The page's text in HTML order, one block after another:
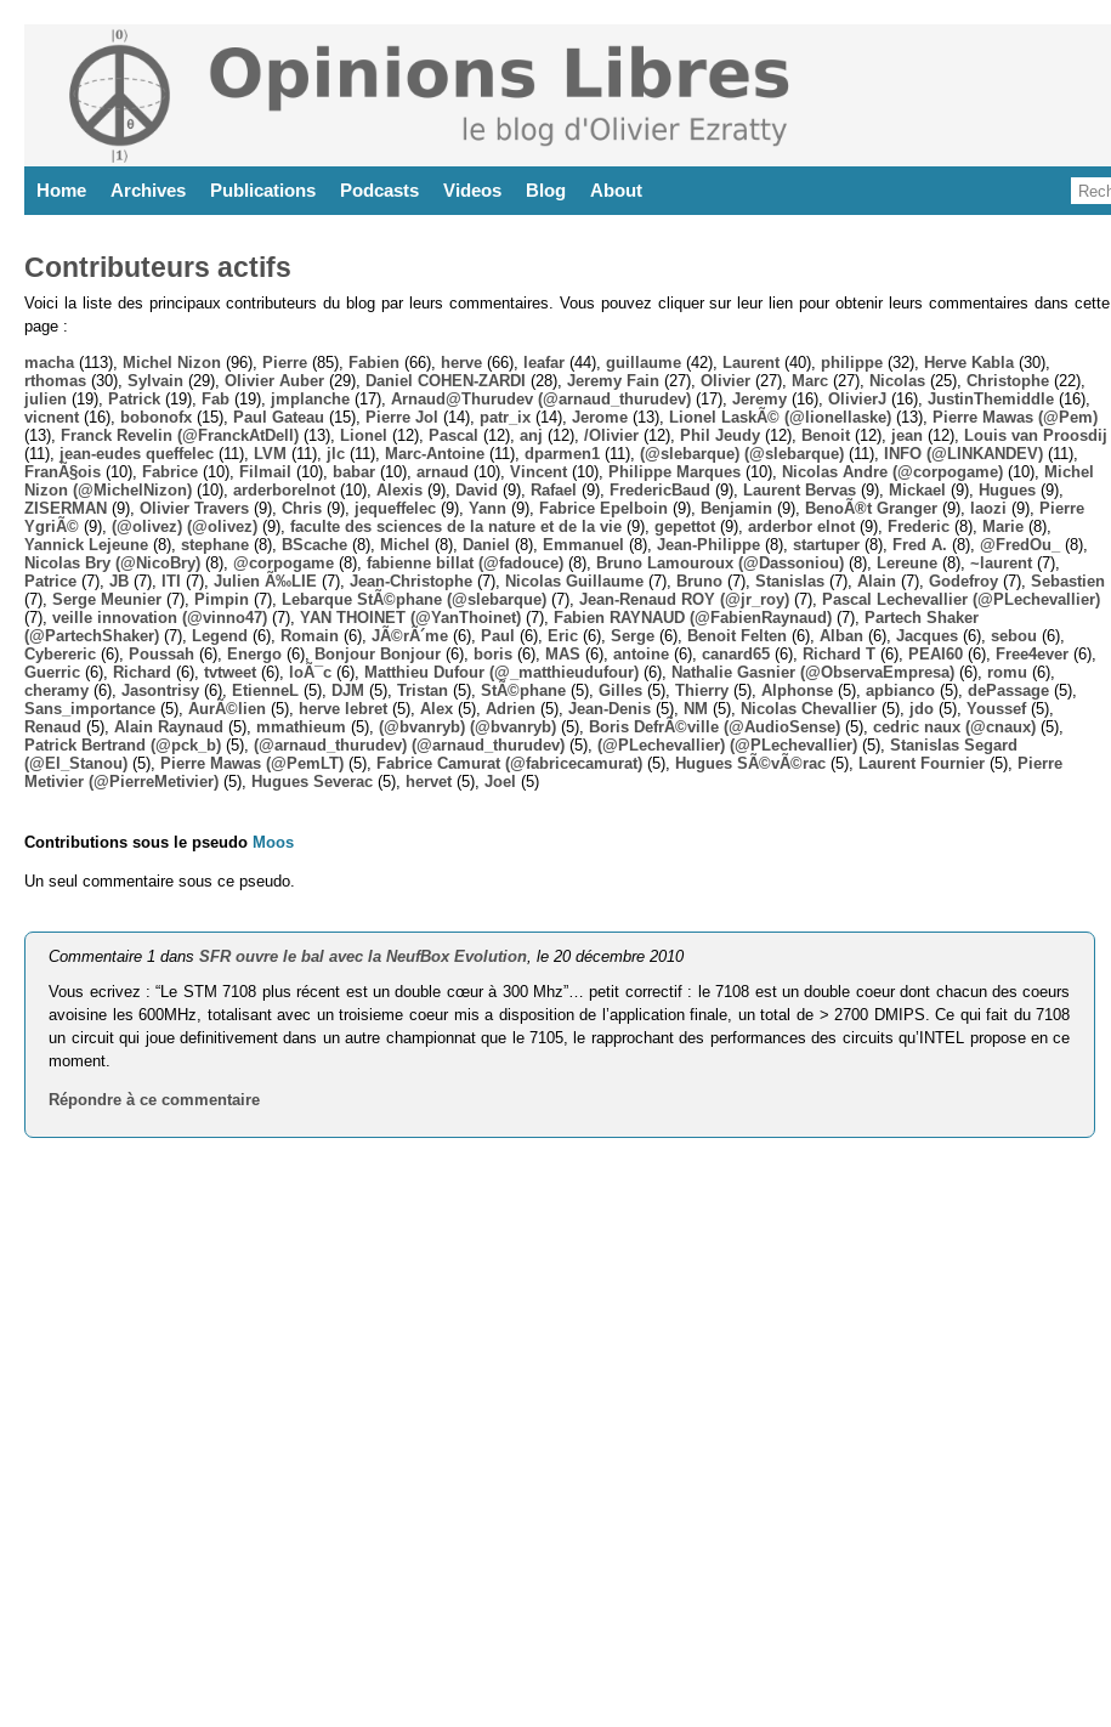
Home Archives Publications Podcasts Videos Blog About
Contributeurs actifs
Voici la liste des principaux contributeurs du blog par leurs commentaires. Vous pouvez cliquer sur leur lien pour obtenir leurs commentaires dans cette
page :
macha (113), Michel Nizon (96), Pierre (85), Fabien (66), herve (66), leafar (44), guillaume (42), Laurent (40), philippe (32), Herve Kabla (30),
rthomas (30), Sylvain (29), Olivier Auber (29), Daniel COHEN-ZARDI (28), Jeremy Fain (27), Olivier (27), Marc (27), Nicolas (25), Christophe (22),
julien (19), Patrick (19), Fab (19), jmplanche (17), Arnaud@Thurudev (@arnaud_thurudev) (17), Jeremy (16), OlivierJ (16), JustinThemiddle (16),
vicnent (16), bobonofx (15), Paul Gateau (15), Pierre Jol (14), patr_ix (14), Jerome (13), Lionel LaskÃ© (@lionellaske) (13),
Pierre Mawas (@Pem)
(13),
Franck Revelin (@FranckAtDell) (13), Lionel (12), Pascal (12), anj (12), /Olivier (12), Phil Jeudy (12), Benoit (12), jean (12),
Louis van Proosdij
(11), jean-eudes queffelec (11), LVM (11), jlc (11), Marc-Antoine (11), dparmen1 (11), (@slebarque) (@slebarque) (11), INFO (@LINKANDEV) (11),
FranÃ§ois (10), Fabrice (10), Filmail (10), babar (10), arnaud (10), Vincent (10), Philippe Marques (10), Nicolas Andre (@corpogame) (10),
Michel
Nizon (@MichelNizon) (10), arderborelnot (10), Alexis (9), David (9), Rafael (9), FredericBaud (9), Laurent Bervas (9), Mickael (9), Hugues (9),
ZISERMAN (9), Olivier Travers (9), Chris (9), jequeffelec (9), Yann (9), Fabrice Epelboin (9), Benjamin (9), BenoÃ®t Granger (9), laozi (9),
Pierre
YgriÃ© (9), (@olivez) (@olivez) (9), faculte des sciences de la nature et de la vie (9), gepettot (9), arderbor elnot (9), Frederic (8), Marie (8),
Yannick Lejeune (8), stephane (8), BScache (8), Michel (8), Daniel (8), Emmanuel (8), Jean-Philippe (8), startuper (8), Fred A. (8), @FredOu_
(8),
Nicolas Bry (@NicoBry) (8), @corpogame (8), fabienne billat (@fadouce) (8), Bruno Lamouroux (@Dassoniou) (8), Lereune (8), ~laurent (7),
Patrice (7), JB (7), ITI (7), Julien Ã‰LIE (7), Jean-Christophe (7), Nicolas Guillaume (7), Bruno (7), Stanislas (7), Alain (7), Godefroy (7), Sebastien
(7), Serge Meunier (7), Pimpin (7), Lebarque StÃ©phane (@slebarque) (7), Jean-Renaud ROY (@jr_roy) (7),
Pascal Lechevallier (@PLechevallier)
(7), veille innovation (@vinno47) (7), YAN THOINET (@YanThoinet) (7), Fabien RAYNAUD (@FabienRaynaud) (7),
Partech Shaker
(@PartechShaker) (7), Legend (6), Romain (6), JÃ©rÃ´me (6), Paul (6), Eric (6), Serge (6), Benoit Felten (6), Alban (6), Jacques (6), sebou (6),
Cybereric (6), Poussah (6), Energo (6), Bonjour Bonjour (6), boris (6), MAS (6), antoine (6), canard65 (6), Richard T (6), PEAI60 (6), Free4ever (6),
Guerric (6), Richard (6), tvtweet (6), loÃ¯c (6), Matthieu Dufour (@_matthieudufour) (6), Nathalie Gasnier (@ObservaEmpresa) (6), romu (6),
cheramy (6), Jasontrisy (6), EtienneL (5), DJM (5), Tristan (5), StÃ©phane (5), Gilles (5), Thierry (5), Alphonse (5), apbianco (5), dePassage (5),
Sans_importance (5), AurÃ©lien (5), herve lebret (5), Alex (5), Adrien (5), Jean-Denis (5), NM (5), Nicolas Chevallier (5), jdo (5), Youssef(5),
Renaud (5), Alain Raynaud (5), mmathieum (5), (@bvanryb) (@bvanryb) (5), Boris DefrÃ©ville (@AudioSense) (5), cedric naux (@cnaux) (5),
Patrick Bertrand (@pck_b) (5), (@arnaud_thurudev) (@arnaud_thurudev) (5), (@PLechevallier) (@PLechevallier) (5), Stanislas Segard
(@El_Stanou) (5), Pierre Mawas (@PemLT) (5), Fabrice Camurat (@fabricecamurat) (5), Hugues SÃ©vÃ©rac (5), Laurent Fournier (5),
Pierre
Metivier (@PierreMetivier) (5), Hugues Severac (5), hervet (5), Joel (5)
Contributions sous le pseudo Moos
Un seul commentaire sous ce pseudo.
Commentaire 1 dansSFR ouvre le bal avec la NeufBox Evolution , le 20 décembre 2010
Vous ecrivez : “Le STM 7108 plus récent est un double cœur à 300 Mhz”… petit correctif : le 7108 est un double coeur dont chacun des coeurs
avoisine les 600MHz, totalisant avec un troisieme coeur mis a disposition de l’application finale, un total de > 2700 DMIPS. Ce qui fait du 7108
un circuit qui joue definitivement dans un autre championnat que le 7105, le rapprochant des performances des circuits qu’INTEL propose en ce
moment.
Répondre à ce commentaire